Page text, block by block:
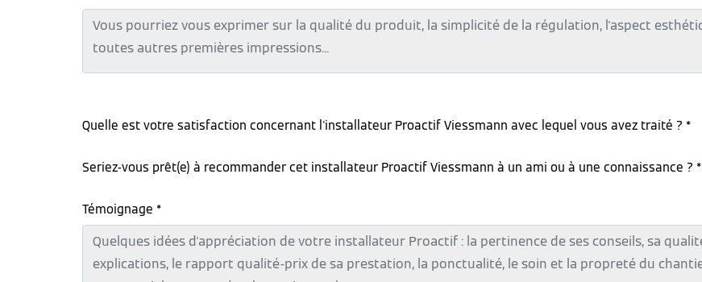
Quelle est votre satisfaction concernant l'installateur Proactif Viessmann avec lequel vous avez traité ? *
Seriez-vous prêt(e) à recommander cet installateur Proactif Viessmann à un ami ou à une connaissance ? *
Témoignage *